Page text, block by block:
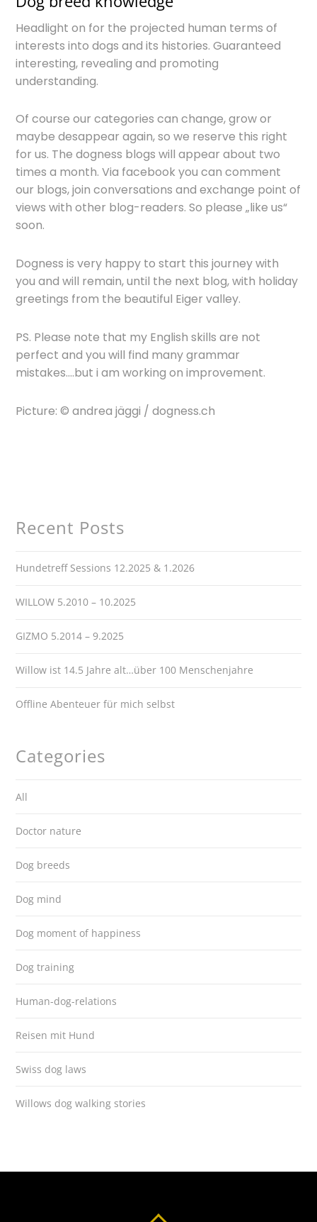
Headlight on for the projected human terms of
interests into dogs and its histories. Guaranteed
interesting, revealing and promoting
understanding.
Of course our categories can change, grow or
maybe desappear again, so we reserve this right
for us. The dogness blogs will appear about two
times a month. Via facebook you can comment
our blogs, join conversations and exchange point of
views with other blog-readers. So please „like us“
soon.
Dogness is very happy to start this journey with
you and will remain, until the next blog, with holiday
greetings from the beautiful Eiger valley.
PS. Please note that my English skills are not
perfect and you will find many grammar
mistakes….but i am working on improvement.
Picture: © andrea jäggi / dogness.ch
Recent Posts
Hundetreff Sessions 12.2025 & 1.2026
WILLOW 5.2010 – 10.2025
GIZMO 5.2014 – 9.2025
Willow ist 14.5 Jahre alt…über 100 Menschenjahre
Offline Abenteuer für mich selbst
Categories
All
Doctor nature
Dog breeds
Dog mind
Dog moment of happiness
Dog training
Human-dog-relations
Reisen mit Hund
Swiss dog laws
Willows dog walking stories